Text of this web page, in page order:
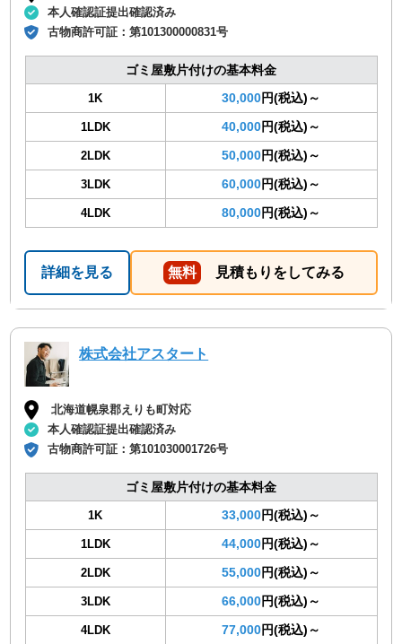
本人確認証提出確認済み
古物商許可証：第101300000831号
ゴミ屋敷片付けの基本料金
1K 30,000円(税込)～
1LDK 40,000円(税込)～
2LDK 50,000円(税込)～
3LDK 60,000円(税込)～
4LDK 80,000円(税込)～
詳細を見る 無料 見積もりをしてみる
株式会社アスタート
北海道幌泉郡えりも町対応
本人確認証提出確認済み
古物商許可証：第101030001726号
ゴミ屋敷片付けの基本料金
1K 33,000円(税込)～
1LDK 44,000円(税込)～
2LDK 55,000円(税込)～
3LDK 66,000円(税込)～
4LDK 77,000円(税込)～